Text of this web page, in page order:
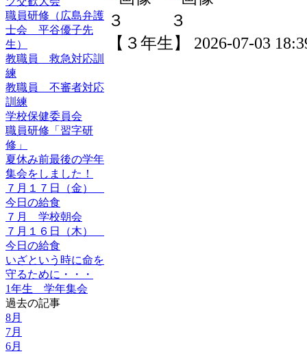
職員研修（広島弁護
士会 平谷優子先
生）
教職員 救急対応訓
練
教職員 不審者対応
訓練
学校保健委員会
職員研修「習字研
修」
夏休み前最後の学年
集会をしました！
７月１７日（金）
今日の給食
７月 学校朝会
７月１６日（木）
今日の給食
いざという時に命を
守るために・・・
1年生 学年集会
過去の記事
8月
7月
6月
【３年生】 2026-07-03